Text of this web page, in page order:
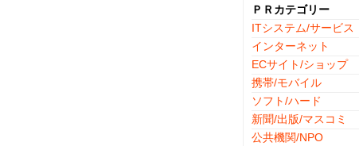
ＰＲカテゴリー
ITシステム/サービス
インターネット
ECサイト/ショップ
携帯/モバイル
ソフト/ハード
新聞/出版/マスコミ
公共機関/NPO